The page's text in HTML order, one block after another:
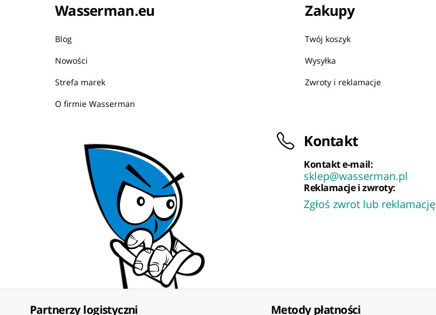
Wasserman.eu
Blog
Nowości
Strefa marek
O firmie Wasserman
Zakupy
Twój koszyk
Wysyłka
Zwroty i reklamacje
Kontakt
Kontakt e-mail:
sklep@wasserman.pl
Reklamacje i zwroty:
Zgłoś zwrot lub reklamację
Partnerzy logistyczni Metody płatności